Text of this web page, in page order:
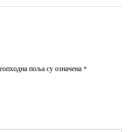
поља су означена *